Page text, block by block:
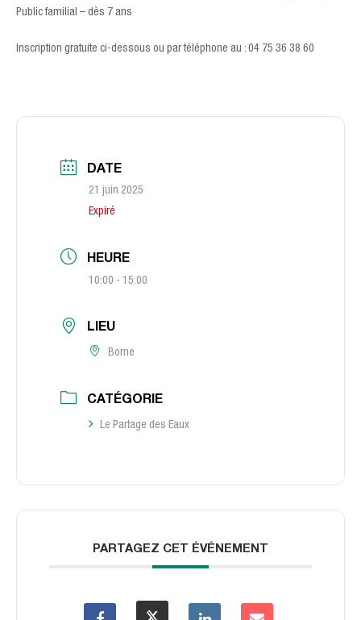
Public familial – dès 7 ans
Inscription gratuite ci-dessous ou par téléphone au : 04 75 36 38 60
DATE
21 juin 2025
Expiré
HEURE
10:00 - 15:00
LIEU
Borne
CATÉGORIE
Le Partage des Eaux
PARTAGEZ CET ÉVÉNEMENT